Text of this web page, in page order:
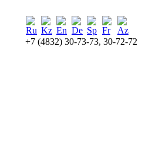
+7 (4832) 30-73-73, 30-72-72